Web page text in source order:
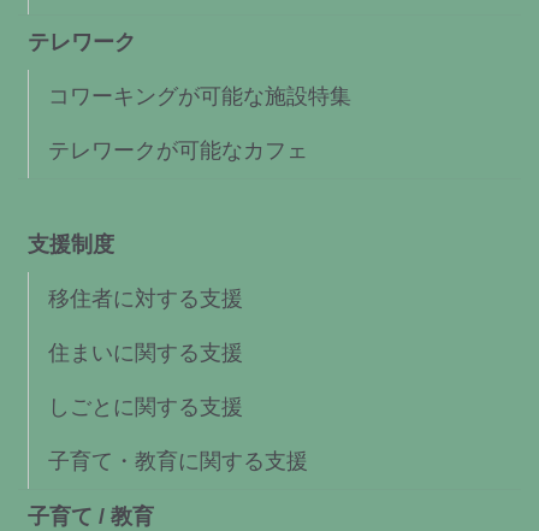
テレワーク
コワーキングが可能な施設特集
テレワークが可能なカフェ
支援制度
移住者に対する支援
住まいに関する支援
しごとに関する支援
子育て・教育に関する支援
子育て / 教育